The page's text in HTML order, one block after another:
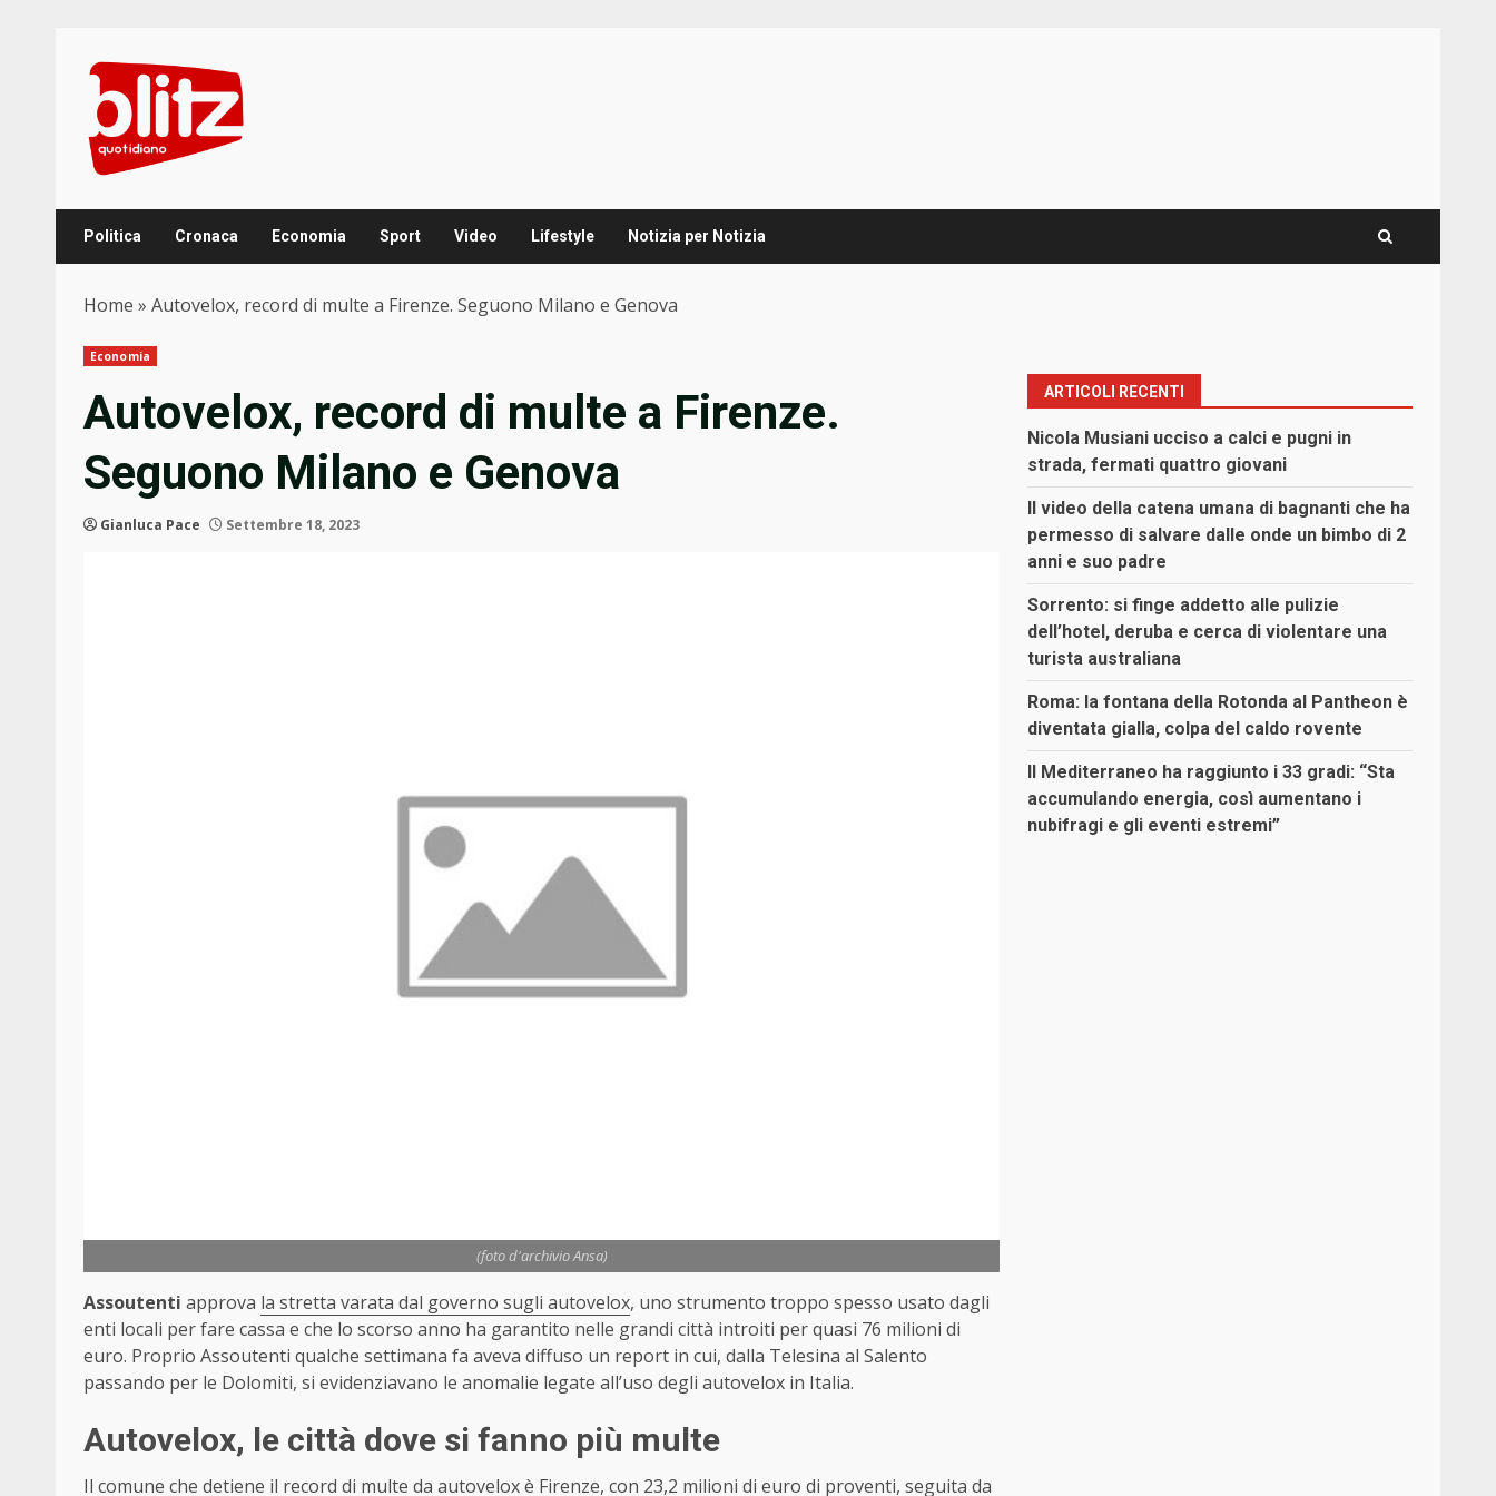
content
Politica Cronaca Economia Sport Video Lifestyle Notizia per Notizia
Home » Autovelox, record di multe a Firenze. Seguono Milano e Genova
Economia
Autovelox, record di multe a Firenze.
Seguono Milano e Genova
Gianluca Pace Settembre 18, 2023
(foto d'archivio Ansa)
Assoutenti approva la stretta varata dal governo sugli autovelox, uno strumento troppo spesso usato dagli
enti locali per fare cassa e che lo scorso anno ha garantito nelle grandi città introiti per quasi 76 milioni di
euro. Proprio Assoutenti qualche settimana fa aveva diffuso un report in cui, dalla Telesina al Salento
passando per le Dolomiti, si evidenziavano le anomalie legate all’uso degli autovelox in Italia.
Autovelox, le città dove si fanno più multe
Il comune che detiene il record di multe da autovelox è Firenze, con 23,2 milioni di euro di proventi, seguita da
ARTICOLI RECENTI
Nicola Musiani ucciso a calci e pugni in
strada, fermati quattro giovani
Il video della catena umana di bagnanti che ha
permesso di salvare dalle onde un bimbo di 2
anni e suo padre
Sorrento: si finge addetto alle pulizie
dell’hotel, deruba e cerca di violentare una
turista australiana
Roma: la fontana della Rotonda al Pantheon è
diventata gialla, colpa del caldo rovente
Il Mediterraneo ha raggiunto i 33 gradi: “Sta
accumulando energia, così aumentano i
nubifragi e gli eventi estremi”